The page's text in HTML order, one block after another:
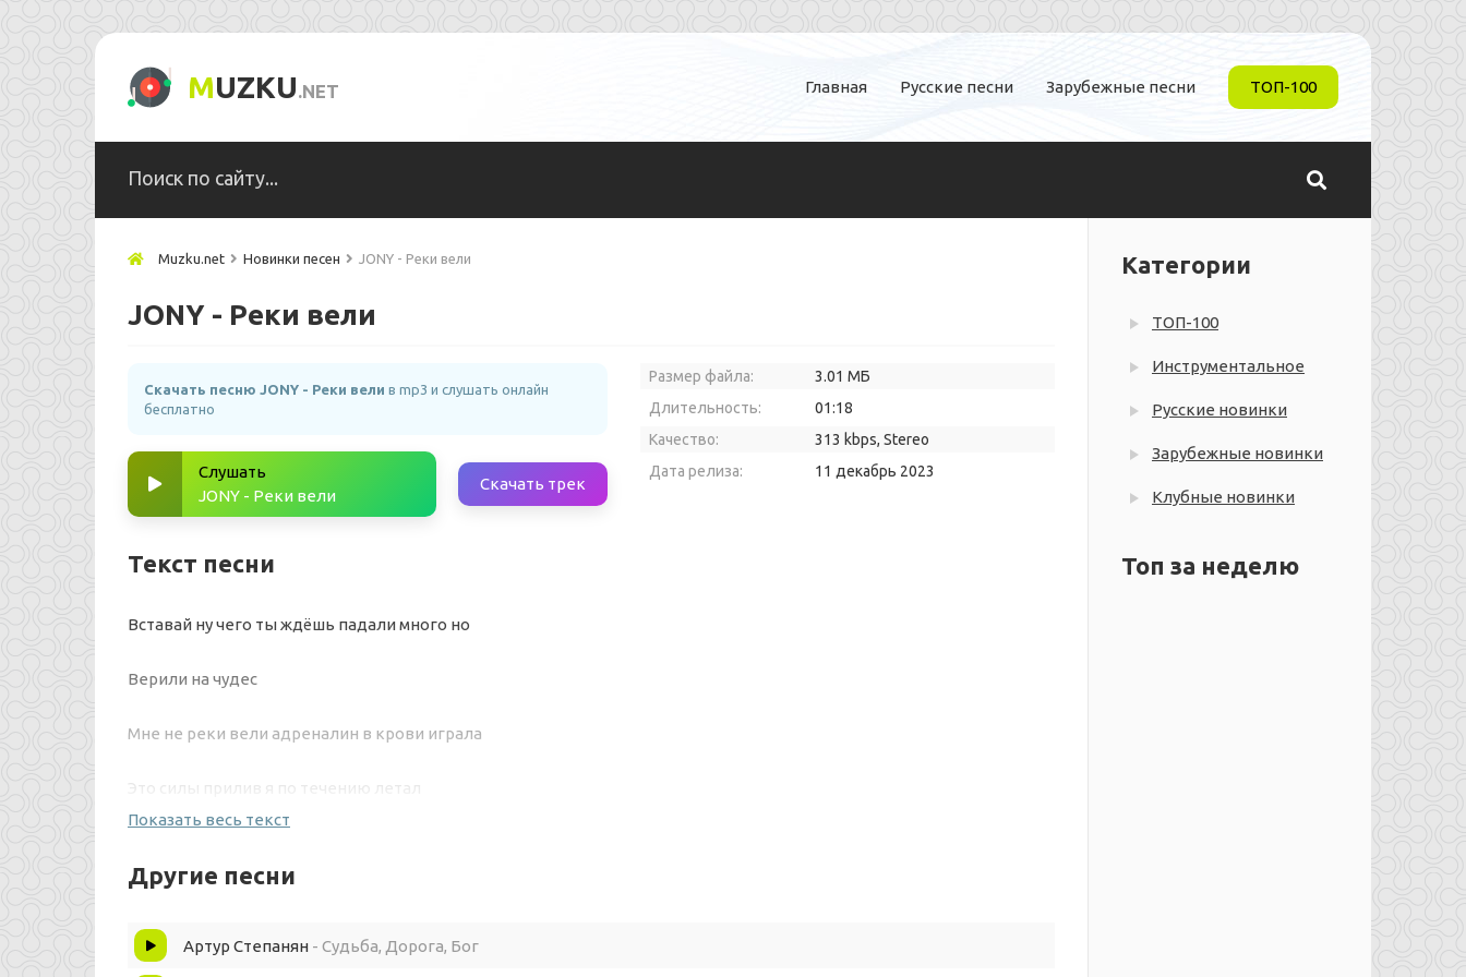
MUZKU.NET Главная Русские песни Зарубежные песни ТОП-100
Muzku.net Новинки песен JONY - Реки вели
JONY - Реки вели
Скачать песню JONY - Реки вели в mp3 и слушать онлайн
бесплатно
Слушать
JONY - Реки вели
Скачать трек
Размер файла:
3.01 МБ
Длительность:
01:18
Качество:
313 kbps, Stereo
Дата релиза:
11 декабрь 2023
Текст песни
Вставай ну чего ты ждёшь падали много но
Верили на чудес
Мне не реки вели адреналин в крови играла
Это силы прилив я по течению летал
Жизнь дарила радость веру и рай
Показать весь текст
Другие песни
Артур Степанян - Судьба, Дорога, Бог
Категории
ТОП-100
Инструментальное
Русские новинки
Зарубежные новинки
Клубные новинки
Топ за неделю